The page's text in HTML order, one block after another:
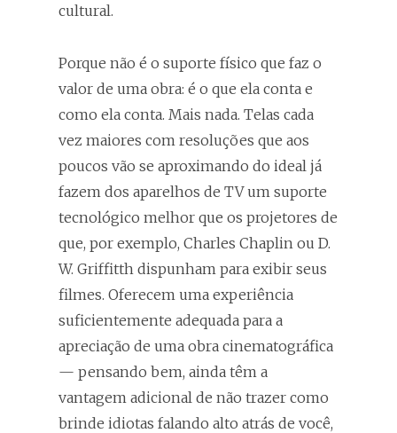
cultural.
Porque não é o suporte físico que faz o
valor de uma obra: é o que ela conta e
como ela conta. Mais nada. Telas cada
vez maiores com resoluções que aos
poucos vão se aproximando do ideal já
fazem dos aparelhos de TV um suporte
tecnológico melhor que os projetores de
que, por exemplo, Charles Chaplin ou D.
W. Griffitth dispunham para exibir seus
filmes. Oferecem uma experiência
suficientemente adequada para a
apreciação de uma obra cinematográfica
— pensando bem, ainda têm a
vantagem adicional de não trazer como
brinde idiotas falando alto atrás de você,